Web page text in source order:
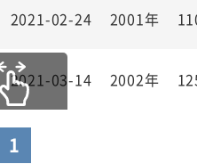
2021-02-24 2001年
2021-03-14 2002年
1